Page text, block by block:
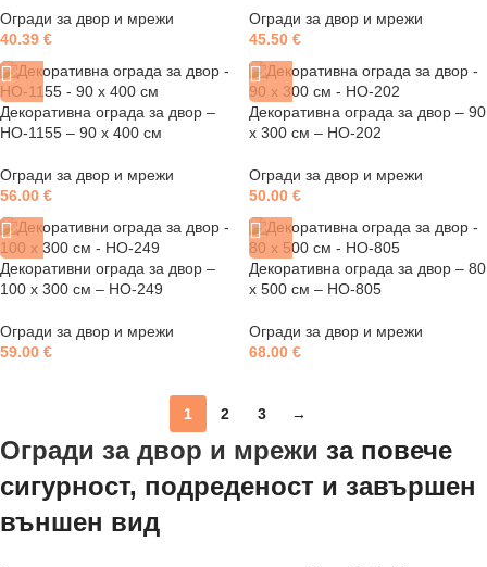
Огради за двор и мрежи
40.39 €
Огради за двор и мрежи
45.50 €
Декоративна ограда за двор –
HO-1155 – 90 х 400 см
Огради за двор и мрежи
56.00 €
Декоративна ограда за двор – 90
х 300 см – HO-202
Огради за двор и мрежи
50.00 €
Декоративни ограда за двор –
100 х 300 см – HO-249
Огради за двор и мрежи
59.00 €
Декоративна ограда за двор – 80
х 500 см – HO-805
Огради за двор и мрежи
68.00 €
1 2 3 →
Огради за двор и мрежи за повече
сигурност, подреденост и завършен
външен вид